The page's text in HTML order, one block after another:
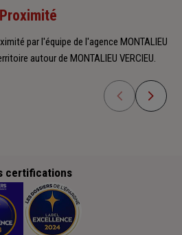
Proximité
par l'équipe de l'agence MONTALIEU
autour de MONTALIEU VERCIEU.
certifications